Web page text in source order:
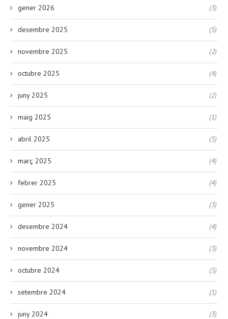
gener 2026 (3)
desembre 2025 (5)
novembre 2025 (2)
octubre 2025 (4)
juny 2025 (2)
maig 2025 (1)
abril 2025 (5)
març 2025 (4)
febrer 2025 (4)
gener 2025 (3)
desembre 2024 (4)
novembre 2024 (3)
octubre 2024 (5)
setembre 2024 (1)
juny 2024 (3)